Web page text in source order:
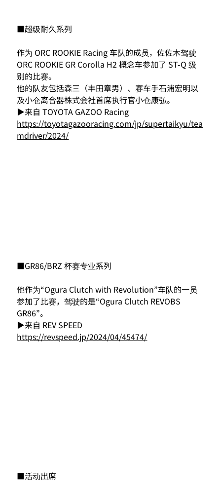
■超级耐久系列
作为 ORC ROOKIE Racing 车队的成员，佐佐木驾驶
ORC ROOKIE GR Corolla H2 概念车参加了 ST-Q 级
别的比赛。
他的队友包括森三（丰田章男）、赛车手石浦宏明以
及小仓离合器株式会社首席执行官小仓康弘。
▶来自 TOYOTA GAZOO Racing
https://toyotagazooracing.com/jp/supertaikyu/tea
mdriver/2024/
■GR86/BRZ 杯赛专业系列
他作为“Ogura Clutch with Revolution”车队的一员
参加了比赛，驾驶的是“Ogura Clutch REVOBS
GR86”。
▶来自 REV SPEED
https://revspeed.jp/2024/04/45474/
■活动出席